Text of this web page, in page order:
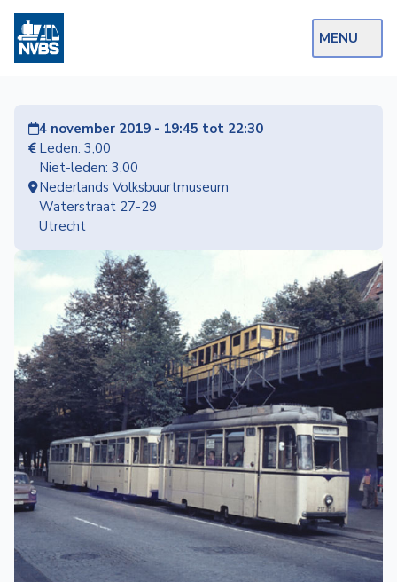
MENU
Op de Rails
NVBS Actueel
Afdelingen
Excursies
Actueel
Ons
aanbod
Over
de
NVBS
Wegwijzer
Mijn
NVBS
4 november 2019 - 19:45 tot 22:30
Leden: 3,00
Niet-leden: 3,00
Nederlands Volksbuurtmuseum
Waterstraat 27-29
Utrecht